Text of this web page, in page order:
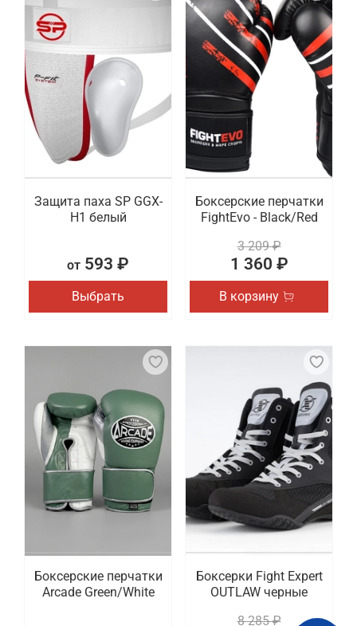
Защита паха SP GGX-
H1 белый
от 593 ₽
Выбрать
Боксерские перчатки
FightEvo - Black/Red
3 209 ₽
1 360 ₽
В корзину
Боксерские перчатки
Arcade Green/White
Боксерки Fight Expert
OUTLAW черные
8 285 ₽